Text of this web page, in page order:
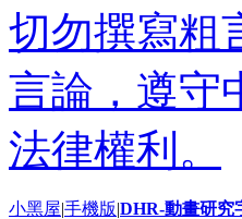
切勿撰寫粗
言論，遵守
法律權利。
小黑屋|手機版|DHR-動畫研究